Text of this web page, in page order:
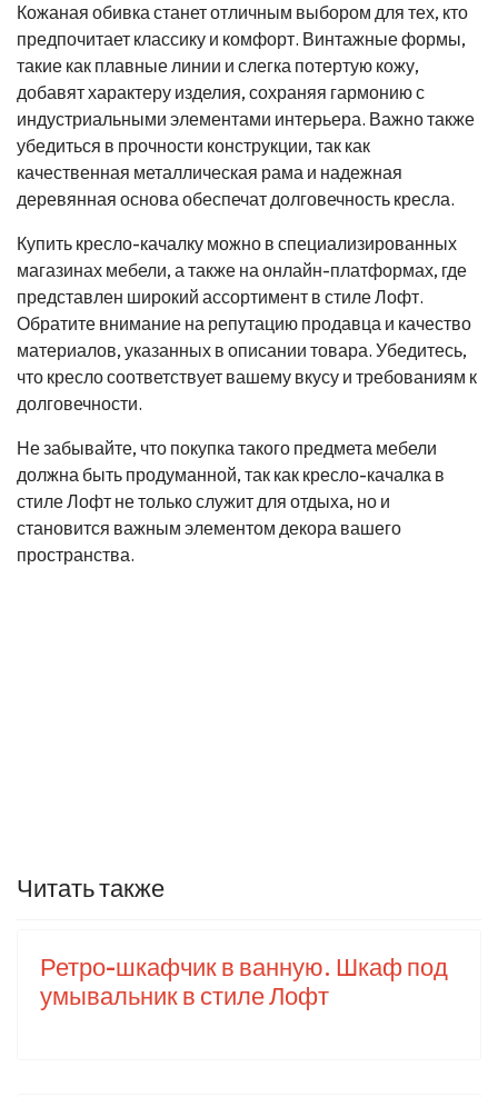
Кожаная обивка станет отличным выбором для тех, кто
предпочитает классику и комфорт. Винтажные формы,
такие как плавные линии и слегка потертую кожу,
добавят характеру изделия, сохраняя гармонию с
индустриальными элементами интерьера. Важно также
убедиться в прочности конструкции, так как
качественная металлическая рама и надежная
деревянная основа обеспечат долговечность кресла.
Купить кресло-качалку можно в специализированных
магазинах мебели, а также на онлайн-платформах, где
представлен широкий ассортимент в стиле Лофт.
Обратите внимание на репутацию продавца и качество
материалов, указанных в описании товара. Убедитесь,
что кресло соответствует вашему вкусу и требованиям к
долговечности.
Не забывайте, что покупка такого предмета мебели
должна быть продуманной, так как кресло-качалка в
стиле Лофт не только служит для отдыха, но и
становится важным элементом декора вашего
пространства.
Читать также
Ретро-шкафчик в ванную. Шкаф под
умывальник в стиле Лофт